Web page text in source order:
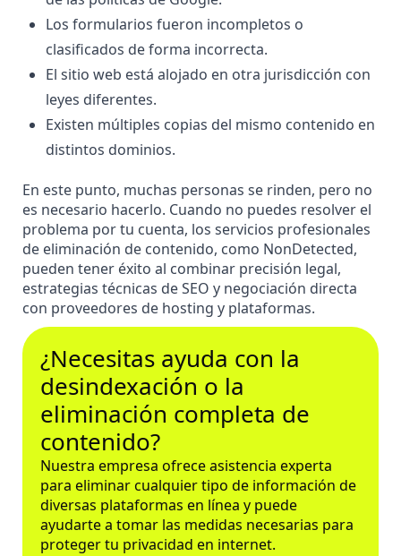
Los formularios fueron incompletos o
clasificados de forma incorrecta.
El sitio web está alojado en otra jurisdicción con
leyes diferentes.
Existen múltiples copias del mismo contenido en
distintos dominios.
En este punto, muchas personas se rinden, pero no
es necesario hacerlo. Cuando no puedes resolver el
problema por tu cuenta, los servicios profesionales
de eliminación de contenido, como NonDetected,
pueden tener éxito al combinar precisión legal,
estrategias técnicas de SEO y negociación directa
con proveedores de hosting y plataformas.
¿Necesitas ayuda con la
desindexación o la
eliminación completa de
contenido?
Nuestra empresa ofrece asistencia experta
para eliminar cualquier tipo de información de
diversas plataformas en línea y puede
ayudarte a tomar las medidas necesarias para
proteger tu privacidad en internet.